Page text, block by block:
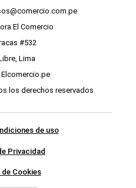
El Comercio
#532
Lima
los derechos reservados
de uso
Privacidad
Cookies